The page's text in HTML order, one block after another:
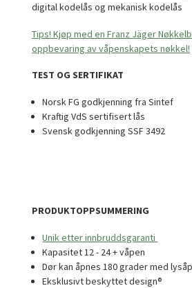
digital kodelås og mekanisk kodelås
Tips! Kjøp med en Franz Jäger
oppbevaring av våpenskapets nøkkel!
TEST OG SERTIFIKAT
Norsk FG godkjenning fra Sintef
Kraftig VdS sertifisert lås
Svensk godkjenning SSF 3492
PRODUKTOPPSUMMERING
Unik etter innbruddsgaranti
Kapasitet 12 - 24 + våpen
Dør kan åpnes 180 grader med
Eksklusivt beskyttet design®